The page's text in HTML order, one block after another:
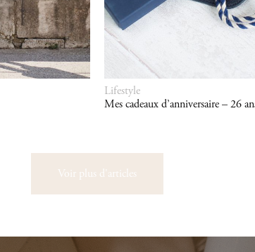
Lifestyle
Mes cadeaux d’anniversaire – 26
Voir plus d'articles